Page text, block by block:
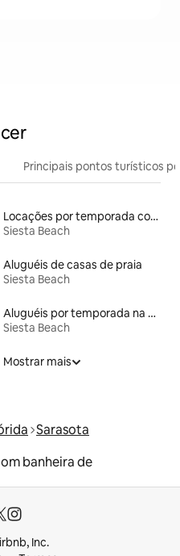
Principais pontos turísticos
Locações por temporada com piscina
Siesta Beach
Aluguéis de casas de praia
Siesta Beach
Aluguéis por temporada na orla
Siesta Beach
Mostrar mais
Sarasota
banheira de
Inc.